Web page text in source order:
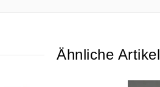
Ähnliche Artikel